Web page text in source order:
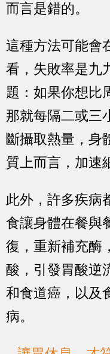
而言是錯的。
這種方法可能會
看，失敗率是九
題：如果你想比
那就每隔二或三
斷攝取熱量，身
質上而言，加速
此外，許多疾病
食讓身體在餐與
復，重新補充酶
酸，引發胃酸逆
和食道癌，以及
病。